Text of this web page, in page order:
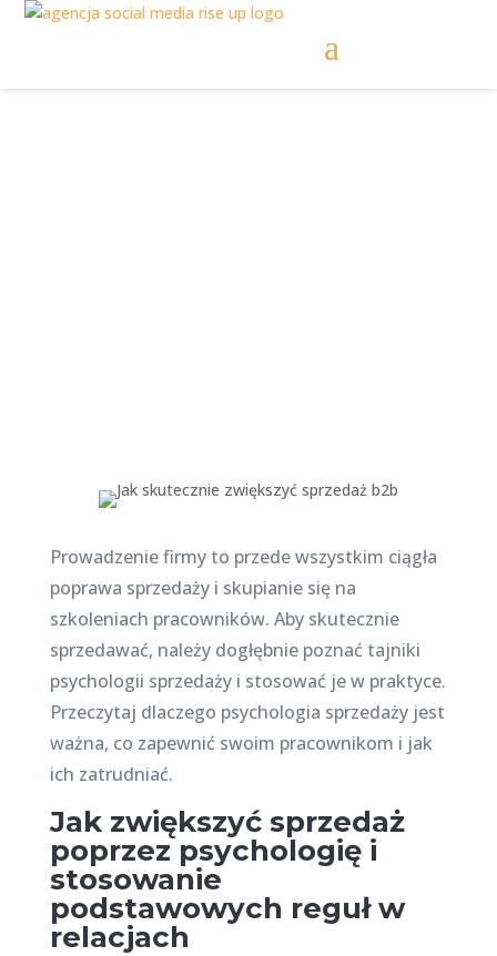
Prowadzenie firmy to przede wszystkim ciągła
poprawa sprzedaży i skupianie się na
szkoleniach pracowników. Aby skutecznie
sprzedawać, należy dogłębnie poznać tajniki
psychologii sprzedaży i stosować je w praktyce.
Przeczytaj dlaczego psychologia sprzedaży jest
ważna, co zapewnić swoim pracownikom i jak
ich zatrudniać.
Jak zwiększyć sprzedaż
poprzez psychologię i
stosowanie
podstawowych reguł w
relacjach